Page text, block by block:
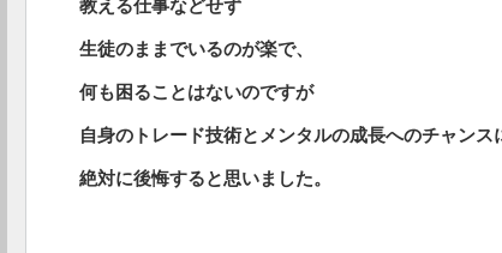
教える仕事などせず
生徒のままでいるのが楽で、
何も困ることはないのですが
自身のトレード技術とメンタルの成長へのチャンス
絶対に後悔すると思いました。